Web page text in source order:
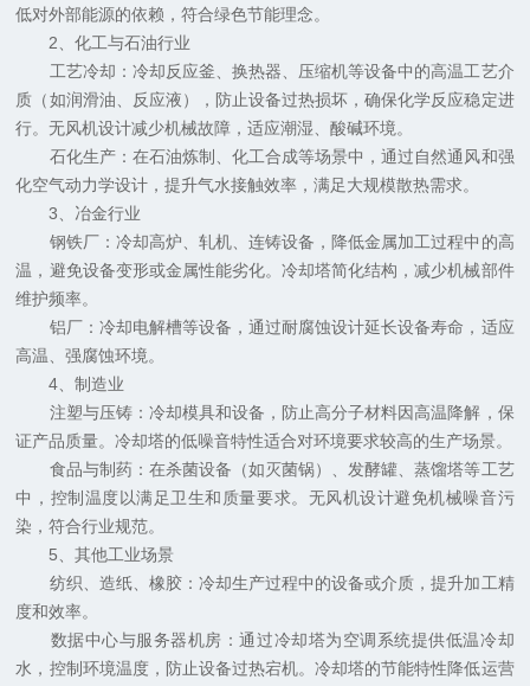
低对外部能源的依赖，符合绿色节能理念。
2、化工与石油行业
工艺冷却：冷却反应釜、换热器、压缩机等设备中的高温工艺介
质（如润滑油、反应液），防止设备过热损坏，确保化学反应稳定进
行。无风机设计减少机械故障，适应潮湿、酸碱环境。
石化生产：在石油炼制、化工合成等场景中，通过自然通风和强
化空气动力学设计，提升气水接触效率，满足大规模散热需求。
3、冶金行业
钢铁厂：冷却高炉、轧机、连铸设备，降低金属加工过程中的高
温，避免设备变形或金属性能劣化。冷却塔简化结构，减少机械部件
维护频率。
铝厂：冷却电解槽等设备，通过耐腐蚀设计延长设备寿命，适应
高温、强腐蚀环境。
4、制造业
注塑与压铸：冷却模具和设备，防止高分子材料因高温降解，保
证产品质量。冷却塔的低噪音特性适合对环境要求较高的生产场景。
食品与制药：在杀菌设备（如灭菌锅）、发酵罐、蒸馏塔等工艺
中，控制温度以满足卫生和质量要求。无风机设计避免机械噪音污
染，符合行业规范。
5、其他工业场景
纺织、造纸、橡胶：冷却生产过程中的设备或介质，提升加工精
度和效率。
数据中心与服务器机房：通过冷却塔为空调系统提供低温冷却
水，控制环境温度，防止设备过热宕机。冷却塔的节能特性降低运营